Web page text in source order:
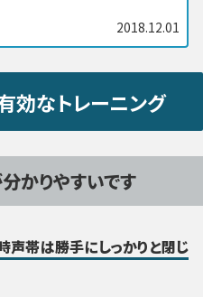
2018.12.01
効なトレーニング
かりやすいです
声帯は勝手にしっかりと閉じ